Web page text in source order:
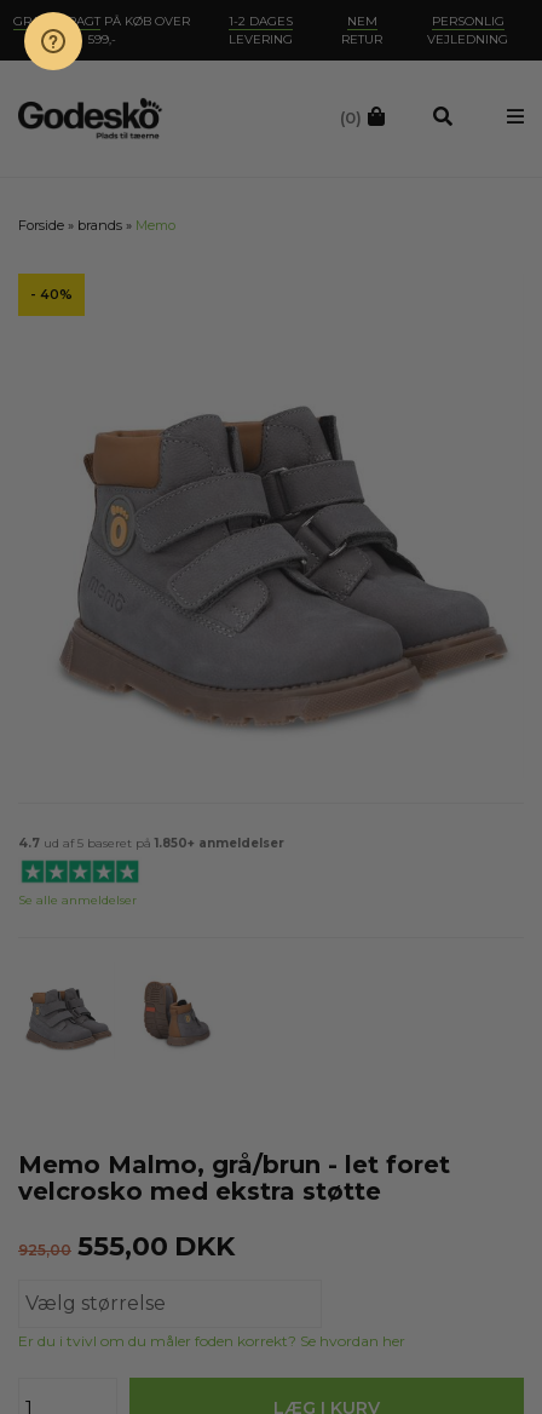
GRATIS FRAGT PÅ KØB OVER
599,-
1-2 DAGES
LEVERING
NEM
RETUR
PERSONLIG
VEJLEDNING
(0)
Forside » brands » Memo
- 40%
4.7 ud af 5 baseret på1.850+ anmeldelser
Se alle anmeldelser
Memo Malmo, grå/brun - let foret
velcrosko med ekstra støtte
925,00 555,00 DKK
Er du i tvivl om du måler foden korrekt? Se hvordan her